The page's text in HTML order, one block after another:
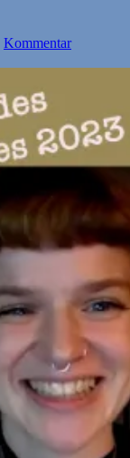
Kommentar